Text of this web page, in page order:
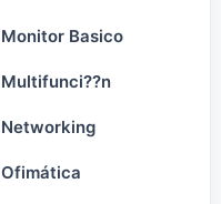
Monitor Basico
Multifunci??n
Networking
Ofimática